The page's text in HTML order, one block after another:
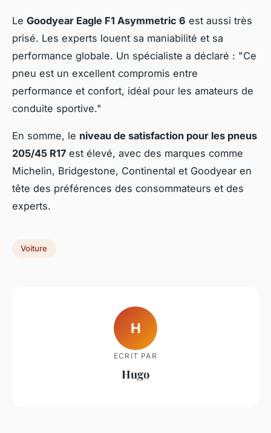
Le Goodyear Eagle F1 Asymmetric 6 est aussi très
prisé. Les experts louent sa maniabilité et sa
performance globale. Un spécialiste a déclaré : "Ce
pneu est un excellent compromis entre
performance et confort, idéal pour les amateurs de
conduite sportive."
En somme, le niveau de satisfaction pour les pneus
205/45 R17 est élevé, avec des marques comme
Michelin, Bridgestone, Continental et Goodyear en
tête des préférences des consommateurs et des
experts.
Voiture
H
ECRIT PAR
Hugo